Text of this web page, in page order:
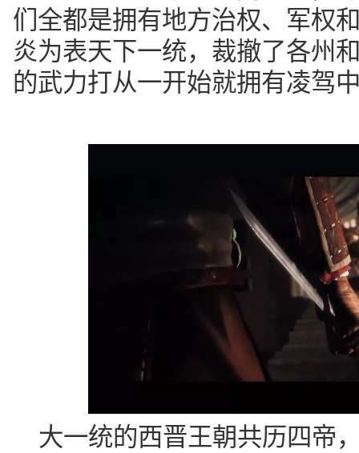
们全都是拥有地方治权、军权
炎为表天下一统，裁撤了各州
的武力打从一开始就拥有凌驾
大一统的西晋王朝共历四帝